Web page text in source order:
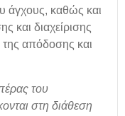
άγχους, καθώς και
και διαχείρισης
απόδοσης και
του
στη διάθεση